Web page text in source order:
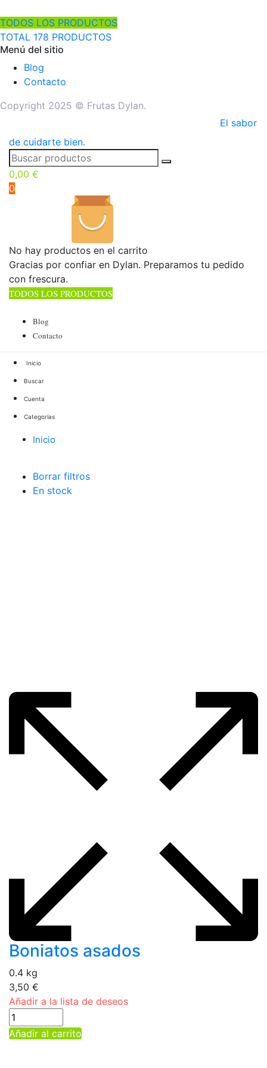
TODOS LOS PRODUCTOS
TOTAL 178 PRODUCTOS
Menú del sitio
Blog
Contacto
Copyright 2025 © Frutas Dylan.
El sabor
de cuidarte bien.
0,00 €
0
No hay productos en el carrito
Gracias por confiar en Dylan. Preparamos tu pedido
con frescura.
TODOS LOS PRODUCTOS
Blog
Contacto
Buscar
Cuenta
Categorías
Inicio
Borrar filtros
En stock
Boniatos asados
0.4 kg
3,50 €
Añadir a la lista de deseos
Añadir al carrito